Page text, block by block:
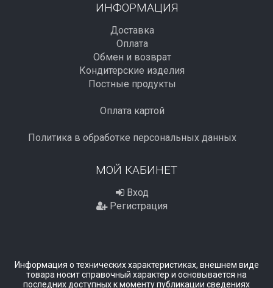
ИНФОРМАЦИЯ
Доставка
Оплата
Обмен и возврат
Кондитерские изделия
Постные продукты
Оплата картой
Политика в обработке персональных данных
МОЙ КАБИНЕТ
Вход
Регистрация
Информация о технических характеристиках, внешнем виде
товара носит справочный характер и основывается на
последних доступных к моменту публикации сведениях